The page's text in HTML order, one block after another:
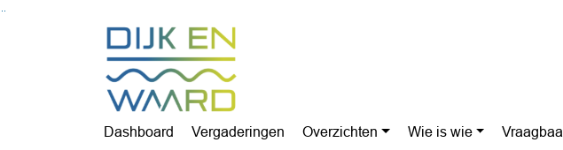
Dashboard Vergaderingen Overzichten Wie is wie